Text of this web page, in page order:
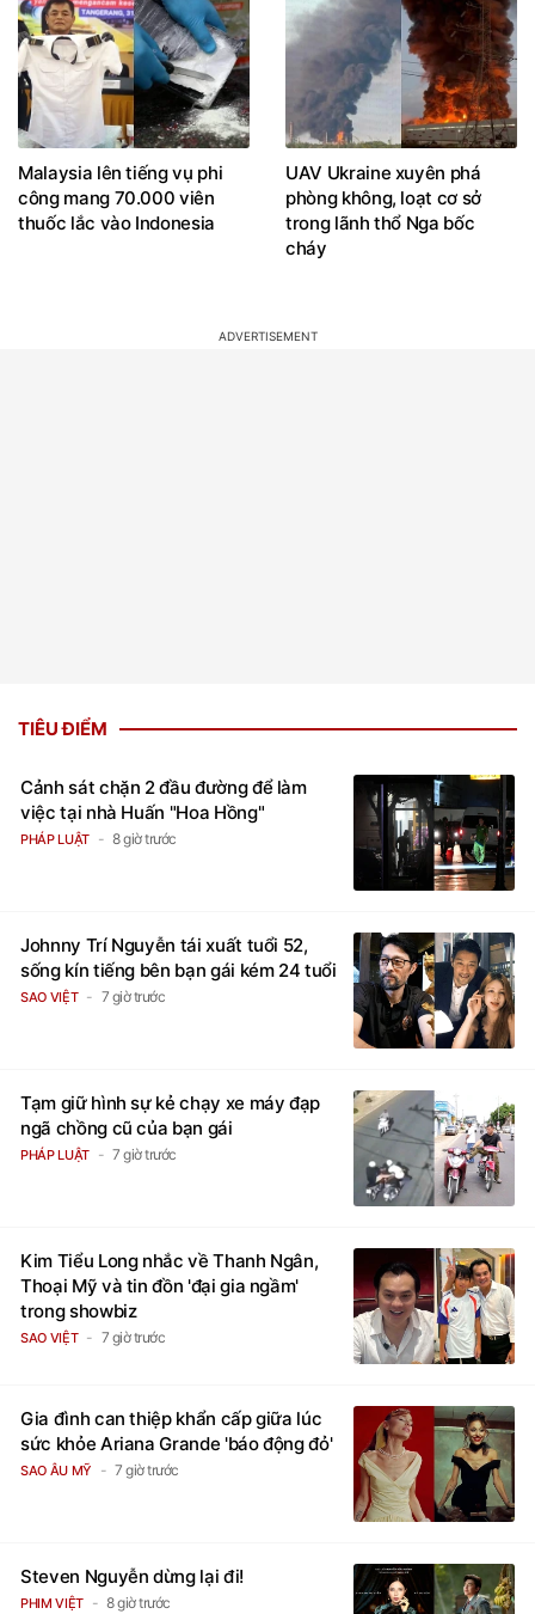
Malaysia lên tiếng vụ phi
công mang 70.000 viên
thuốc lắc vào Indonesia
UAV Ukraine xuyên phá
phòng không, loạt cơ sở
trong lãnh thổ Nga bốc
cháy
TIÊU ĐIỂM
Cảnh sát chặn 2 đầu đường để làm
việc tại nhà Huấn "Hoa Hồng"
PHÁP LUẬT 8 giờ trước
Johnny Trí Nguyễn tái xuất tuổi 52,
sống kín tiếng bên bạn gái kém 24 tuổi
SAO VIỆT 7 giờ trước
Tạm giữ hình sự kẻ chạy xe máy đạp
ngã chồng cũ của bạn gái
PHÁP LUẬT 7 giờ trước
Kim Tiểu Long nhắc về Thanh Ngân,
Thoại Mỹ và tin đồn 'đại gia ngầm'
trong showbiz
SAO VIỆT 7 giờ trước
Gia đình can thiệp khẩn cấp giữa lúc
sức khỏe Ariana Grande 'báo động đỏ'
SAO ÂU MỸ 7 giờ trước
Steven Nguyễn dừng lại đi!
PHIM VIỆT 8 giờ trước